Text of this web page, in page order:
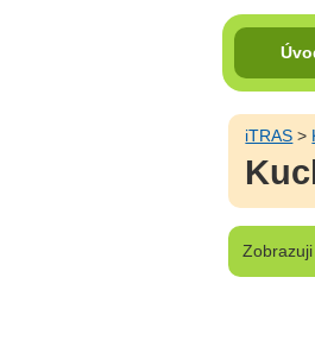
iTRAS >
Zobrazuji